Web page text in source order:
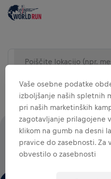
Poiščite lokacijo (npr.
100 ODSTOTKOV VSEH
Vaše osebne podatke
izboljšanje naših spletnih
pri naših marketinških
zagotavljanje prilagojene
klikom na gumb na desni
pravice do zasebnosti. Za
obvestilo o zasebnosti